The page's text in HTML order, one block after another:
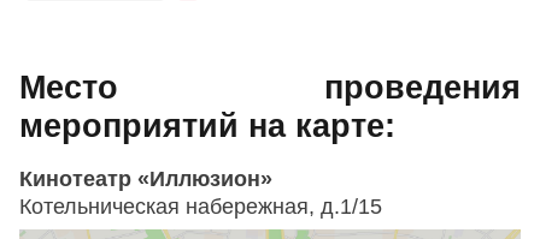
Место проведения
мероприятий на карте:
Кинотеатр «Иллюзион»
Котельническая набережная, д.1/15